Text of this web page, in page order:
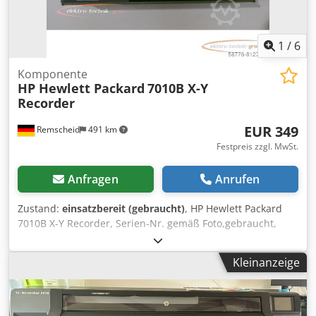
(Zählerstand ca. 100.000) – 200 Euro Die Geräte sind voll
funktionsfähig. Aktuelle Fotos werden im September
verfügbar sein, und eine Abholung ist ebenfalls im
September möglich. *Bei größeren Mengen ist der Preis
verhandelbar.
1 / 6
Remscheid 491 km
Komponente
HP Hewlett Packard 7010B X-Y
Recorder
EUR 349
Festpreis zzgl. MwSt.
Anfragen Anrufen
Zustand: einsatzbereit (gebraucht), HP Hewlett Packard
7010B X-Y Recorder, Serien-Nr. gemäß Foto,gebraucht,
normale Gebrauchsspuren, 100% funktionsfähig,
Lieferumfang gem. Fotos Dsdpfoi Ea Rcjx Achjwa
Kleinanzeige